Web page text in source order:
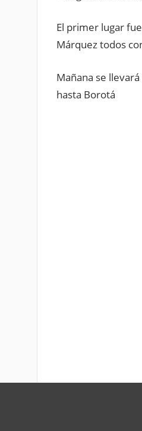
El primer lugar
Márquez todos
Mañana se
hasta Borotá